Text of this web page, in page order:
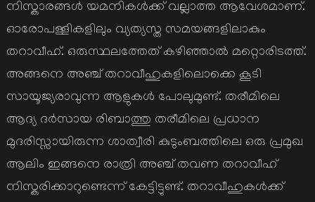
നിസ്കാരങ്ങള്‍ യമനികള്‍ക്ക് വല്ലാത്ത ആവേശമാണ്.
ഓരോപള്ളികളിലും വ്യത്യസ്ത സമയങ്ങളിലാകും
തറാവീഹ്. ഒരുസ്ഥലത്തേത് കഴിഞ്ഞാല്‍ മറ്റൊരിടത്ത്.
അങ്ങനെ അഞ്ച് തറാവീഹുകളിലൊക്കെ കൂടി
സായൂജ്യരാവുന്ന ആളുകള്‍ പോലുമുണ്ട്. തരീമിലെ
ആദ്യ ദര്‍സായ രിബാത്തു തരീമിലെ പ്രധാന
മുദരിസ്സായിരുന്ന ശാത്വീരി കുടുംബത്തിലെ ഒരു പ്രമുഖ
ആലിം ഇങ്ങനെ രാത്രി അഞ്ച് തവണ തറാവീഹ്
നിസ്കരിക്കാറുണ്ടെന്ന് കേട്ടിട്ടുണ്ട്. തറാവീഹുകള്‍ക്ക്